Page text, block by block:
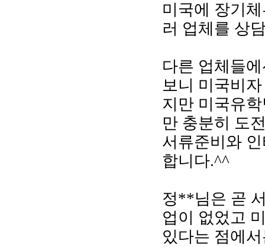
미국에 장기
러 업체를 상
다른 업체들
보니 미국비
지만 미국유
만 충분히 도
서류준비와
합니다.^^
정**님은 곧
업이 없었고
있다는 점에